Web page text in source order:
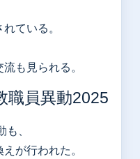
ている。
も見られる。
職員異動2025
、
が行われた。